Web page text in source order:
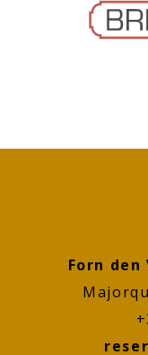
Forn den